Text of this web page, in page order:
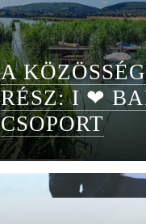
A
RÉSZ: I ❤
CSOPORT